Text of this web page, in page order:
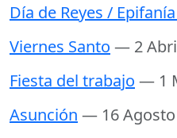
Día de Reyes /
Viernes Santo — 2
Fiesta del trabajo — 1
Asunción — 16 Agosto